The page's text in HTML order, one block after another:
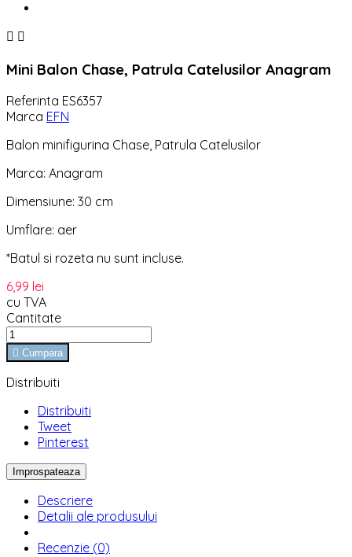
 
Mini Balon Chase, Patrula Catelusilor Anagram
Referinta ES6357
Marca EFN
Balon minifigurina Chase, Patrula Catelusilor
Marca: Anagram
Dimensiune: 30 cm
Umflare: aer
*Batul si rozeta nu sunt incluse.
6,99 lei
cu TVA
Cantitate
 Cumpara
Distribuiti
Distribuiti
Tweet
Pinterest
Descriere
Detalii ale produsului
Recenzie (0)